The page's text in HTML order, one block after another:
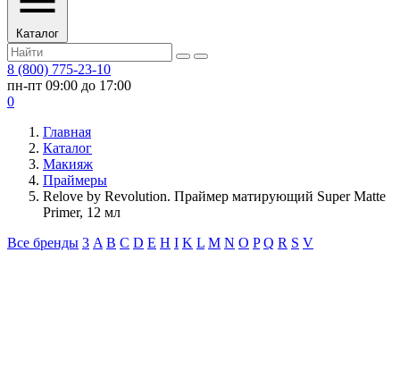
Каталог
8 (800) 775-23-10
пн-пт 09:00 до 17:00
0
Главная
Каталог
Макияж
Праймеры
Relove by Revolution. Праймер матирующий Super Matte
Primer, 12 мл
Все бренды 3 A B C D E H I K L M N O P Q R S V